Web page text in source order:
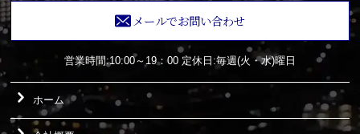
メールでお問い合わせ
営業時間:10:00～19：00 定休日:毎週(火・水)曜日
ホーム